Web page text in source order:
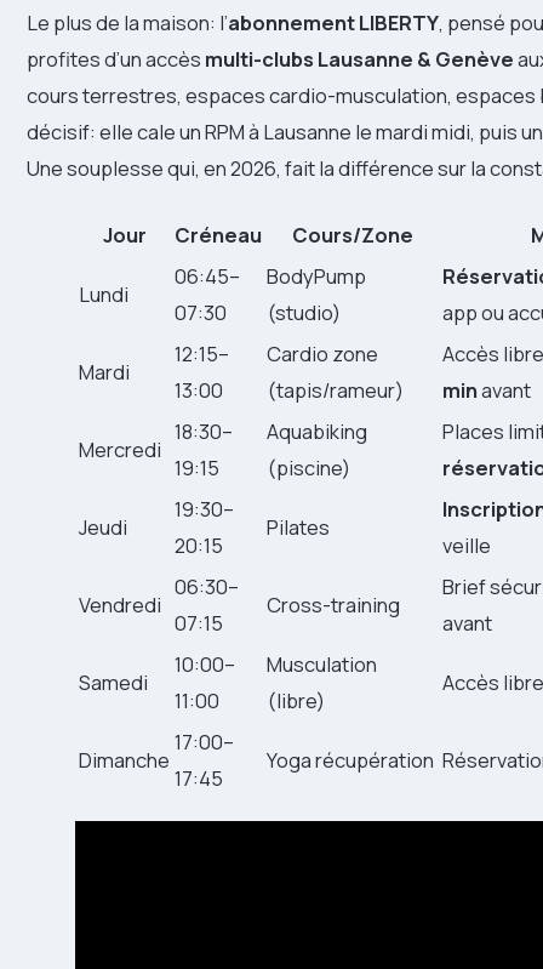
Le plus de la maison: l’abonnement LIBERTY, pensé
profites d’un accès multi-clubs Lausanne & Genève
cours terrestres, espaces cardio-musculation, espaces
décisif: elle cale un RPM à Lausanne le mardi midi, puis
Une souplesse qui, en 2026, fait la différence sur la
Jour Créneau Cours/Zone
Lundi
06:45–
07:30
BodyPump
(studio)
app ou
Mardi
12:15–
13:00
Cardio zone
(tapis/rameur)
Accès
minavant
Mercredi
18:30–
19:15
Aquabiking
(piscine)
Places
Jeudi
19:30–
20:15
Pilates
veille
Vendredi
06:30–
07:15
Cross-training
Brief
avant
Samedi
10:00–
11:00
Musculation
(libre)
Accès
Dimanche
17:00–
17:45
Yoga récupération